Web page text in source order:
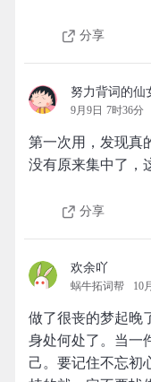
分享
努力背词的仙
9月9日 7时36分
第一次用，发现真
没有原来集中了，
分享
欢余吖
蜗牛拓词帮 10
做了很丧的梦起晚
身处何处了。当一
己。要记住不忘初